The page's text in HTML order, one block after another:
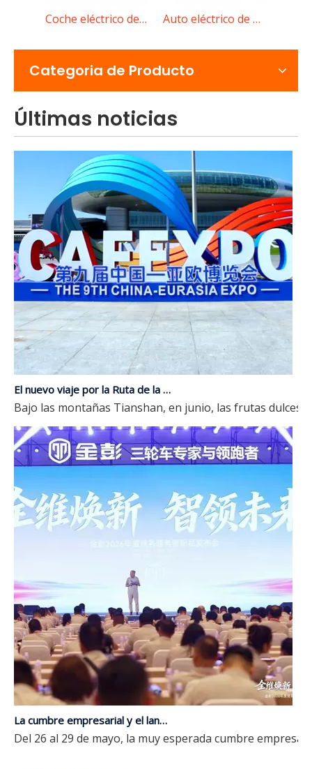
Coche eléctrico de baja velocidad RG Auto eléctrico de baja velocidad JT01
Categoria de Producto
Últimas noticias
Rickshaw eléctrico versus triciclo eléctrico de pasajeros para transporte urbano
Compare los rickshaws eléctricos con los triciclos
Bajo las montañas Tianshan, en junio, las frutas
Del 26 al 29 de mayo, la muy esperada cumbre